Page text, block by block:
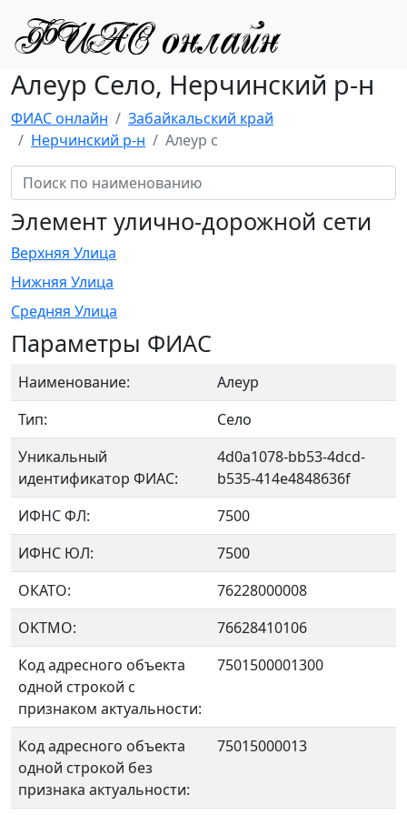
Алеур Село, Нерчинский р-н
ФИАС онлайн
Забайкальский край
Нерчинский р-н
Алеур с
Элемент улично-дорожной сети
Верхняя Улица
Нижняя Улица
Средняя Улица
Параметры ФИАС
Наименование:
Алеур
Тип:
Село
Уникальный
идентификатор ФИАС:
4d0a1078-bb53-4dcd-
b535-414e4848636f
ИФНС ФЛ:
7500
ИФНС ЮЛ:
7500
ОКАТО:
76228000008
OKTMO:
76628410106
Код адресного объекта
одной строкой с
признаком актуальности:
7501500001300
Код адресного объекта
одной строкой без
признака актуальности:
75015000013